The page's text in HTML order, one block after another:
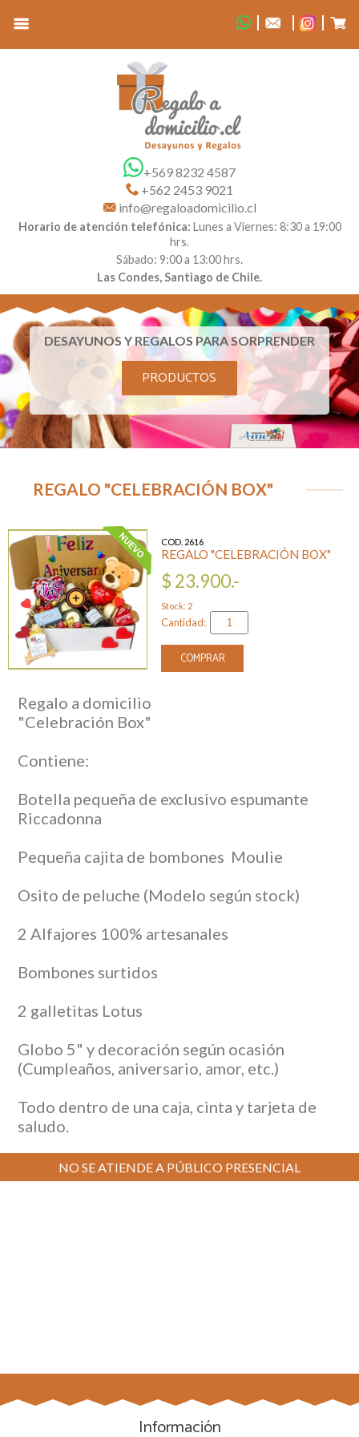
+569 8232 4587
+562 2453 9021
info@regaloadomicilio.cl
Horario de atención telefónica: Lunes a Viernes: 8:30 a 19:00
hrs.
Sábado: 9:00 a 13:00 hrs.
Las Condes, Santiago de Chile.
DESAYUNOS Y REGALOS PARA SORPRENDER
PRODUCTOS
REGALO "CELEBRACIÓN BOX"
COD. 2616
REGALO "CELEBRACIÓN BOX"
$ 23.900.-
Stock: 2
Cantidad:
COMPRAR
Regalo a domicilio
"Celebración Box"
Contiene:
Botella pequeña de exclusivo espumante
Riccadonna
Pequeña cajita de bombones Moulie
Osito de peluche (Modelo según stock)
2 Alfajores 100% artesanales
Bombones surtidos
2 galletitas Lotus
Globo 5" y decoración según ocasión
(Cumpleaños, aniversario, amor, etc.)
Todo dentro de una caja, cinta y tarjeta de
saludo.
NO SE ATIENDE A PÚBLICO PRESENCIAL
Información